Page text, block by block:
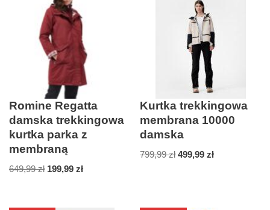
Romine Regatta
damska trekkingowa
kurtka parka z
membraną
649,99zł 199,99 zł
Kurtka trekkingowa
membrana 10000
damska
799,99zł 499,99zł